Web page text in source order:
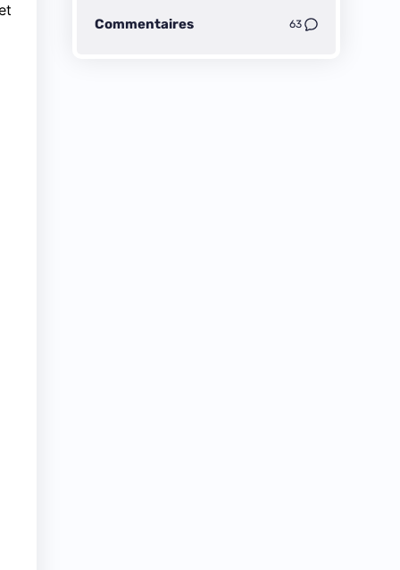
Commentaires 63